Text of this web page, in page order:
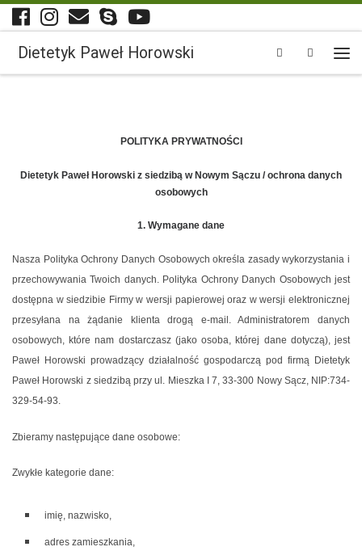
Przejdź do treści
Dietetyk Paweł Horowski
Search
POLITYKA PRYWATNOŚCI
Dietetyk Paweł Horowski z siedzibą w Nowym Sączu / ochrona danych
osobowych
1. Wymagane dane
Nasza Polityka Ochrony Danych Osobowych określa zasady wykorzystania i
przechowywania Twoich danych. Polityka Ochrony Danych Osobowych jest
dostępna w siedzibie Firmy w wersji papierowej oraz w wersji elektronicznej
przesyłana na żądanie klienta drogą e-mail. Administratorem danych
osobowych, które nam dostarczasz (jako osoba, której dane dotyczą), jest
Paweł Horowski prowadzący działalność gospodarczą pod firmą Dietetyk
Paweł Horowski z siedzibą przy ul. Mieszka I 7, 33-300 Nowy Sącz, NIP:734-
329-54-93.
Zbieramy następujące dane osobowe:
Zwykłe kategorie dane:
imię, nazwisko,
adres zamieszkania,